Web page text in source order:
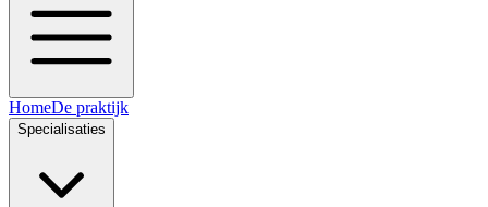
HomeDe praktijk
Specialisaties